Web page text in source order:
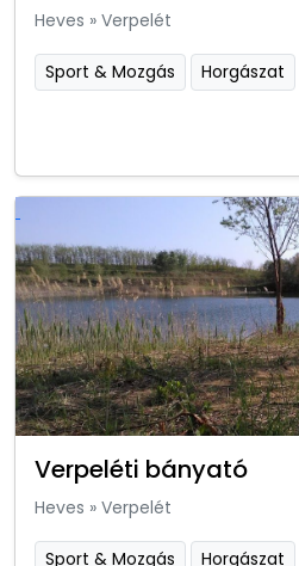
Heves » Verpelét
Sport & Mozgás Horgászat
Verpeléti bányató
Heves » Verpelét
Sport & Mozgás Horgászat